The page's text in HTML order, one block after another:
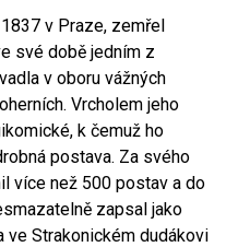
v Praze, zemřel
své době jedním z
v oboru vážných
Vrcholem jeho
k čemuž ho
postava. Za svého
více než 500 postav a do
zapsal jako
ve Strakonickém dudákovi